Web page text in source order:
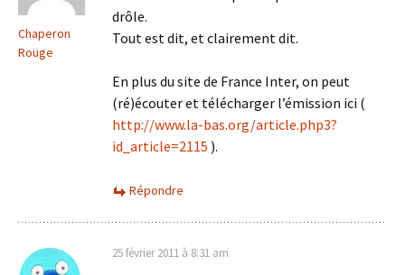
Chaperon
Rouge
drôle.
Tout est dit, et clairement dit.
En plus du site de France Inter, on peut
(ré)écouter et télécharger l’émission ici (
http://www.la-bas.org/article.php3?
id_article=2115 ).
Répondre
25 février 2011 à 8:31 am